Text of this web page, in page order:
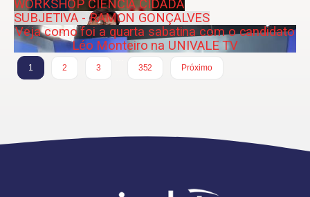
WORKSHOP CIÊNCIA CIDADÃ
SUBJETIVA - RAMON GONÇALVES
Veja como foi a quarta sabatina com o candidato
Léo Monteiro na UNIVALE TV
1 2 3
352
Próximo